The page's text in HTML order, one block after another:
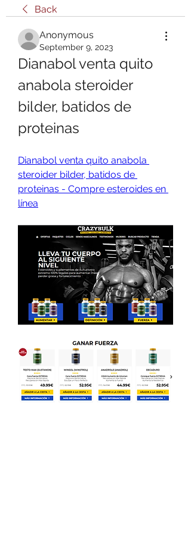
Back
Anonymous
September 9, 2023
Dianabol venta quito
anabola steroider
bilder, batidos de
proteinas
Dianabol venta quito anabola
steroider bilder, batidos de
proteinas - Compre esteroides en
línea